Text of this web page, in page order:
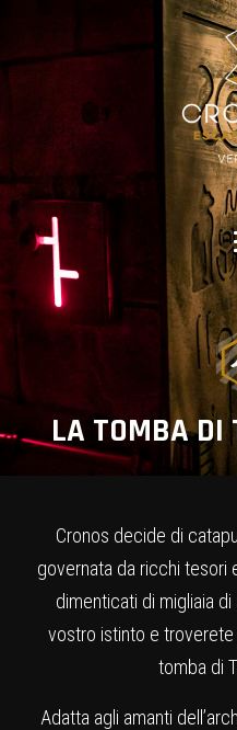
LA TOMBA DI
Cronos decide di
governata da ricchi tesori
dimenticati di migliaia
vostro istinto e
tomba di
Adatta agli amanti